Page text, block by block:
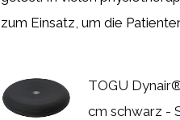
zum Einsatz, um die
TOGU
cm schwarz -